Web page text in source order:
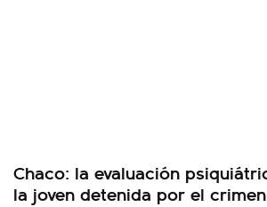
Chaco: la evaluación
la joven detenida por el